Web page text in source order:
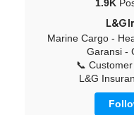
1.9K
L&G
Marine Cargo -
Garansi -
📞
L&G